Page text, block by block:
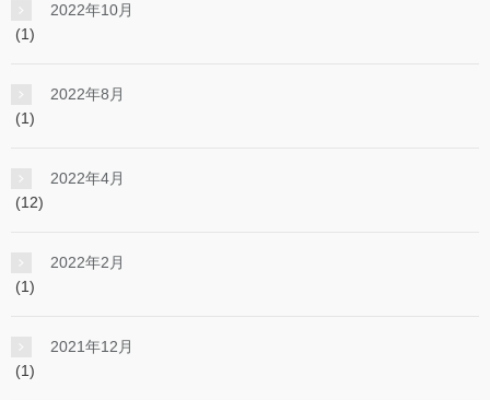
2022年10月
(1)
2022年8月
(1)
2022年4月
(12)
2022年2月
(1)
2021年12月
(1)